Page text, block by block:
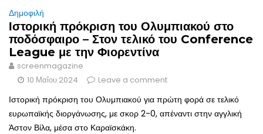
Δημοφιλή
Ιστορική πρόκριση του Ολυμπιακού στο
ποδόσφαιρο – Στον τελικό του Conference
League με την Φιορεντίνα
screenmagazine
10 Μαΐου 2024
Leave a comment
Ιστορική πρόκριση του Ολυμπιακού για πρώτη φορά σε τελικό
ευρωπαϊκής διοργάνωσης, με σκορ 2-0, απέναντι στην αγγλική
Άστον Βίλα, μέσα στο Καραϊσκάκη.